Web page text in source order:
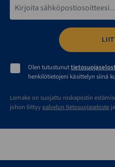
Olen tutustunut
henkilötietojeni käsittelyn siinä
Lomake on suojattu roskapostin
johon liittyy palvelun tietosuojaseloste ja